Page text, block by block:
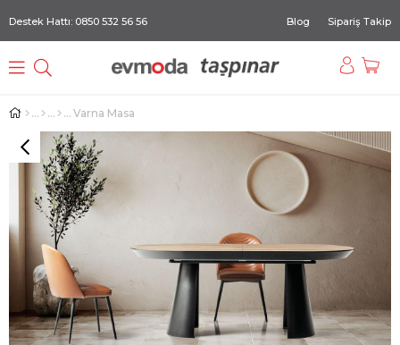
Destek Hattı: 0850 532 56 56 Blog Sipariş Takip
Varna Masa